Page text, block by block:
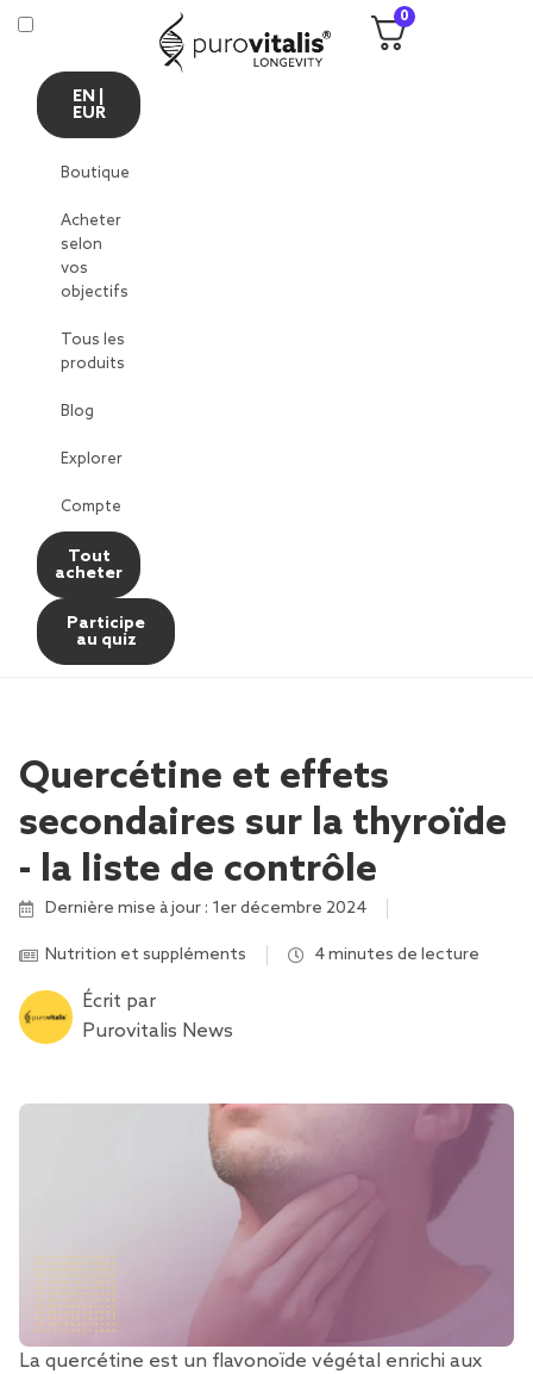
EN |
EUR
Boutique
Acheter
selon
vos
objectifs
Tous les
produits
Blog
Explorer
Compte
Tout
acheter
Participe
au quiz
0
Quercétine et effets
secondaires sur la thyroïde
- la liste de contrôle
Dernière mise à jour : 1er décembre 2024
Nutrition et suppléments 4 minutes de lecture
Écrit par
Purovitalis News
La quercétine est un flavonoïde végétal enrichi aux